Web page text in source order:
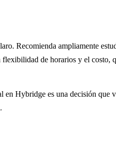
Recomienda ampliamente
de horarios y el costo,
Hybridge es una decisión que